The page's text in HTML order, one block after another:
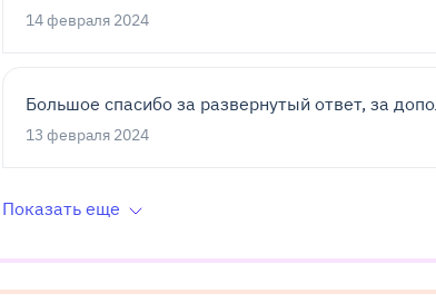
14 февраля 2024
Большое спасибо за развернутый ответ, за
13 февраля 2024
Показать еще